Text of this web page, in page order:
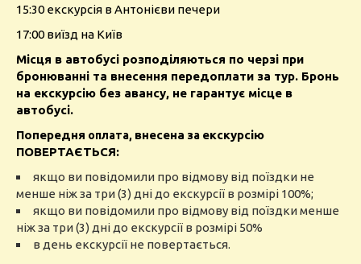
15:30 екскурсія в Антонієви печери
17:00 виїзд на Київ
Місця в автобусі розподіляються по черзі при
бронюванні та внесення передоплати за тур. Бронь
на екскурсію без авансу, не гарантує місце в
автобусі.
Попередня оплата, внесена за екскурсію
ПОВЕРТАЄТЬСЯ:
якщо ви повідомили про відмову від поїздки не
менше ніжза три (3) дні до екскурсії в розмірі 100%;
якщо ви повідомили про відмову від поїздкименше
ніж за три (3) дні до екскурсії в розмірі 50%
в день екскурсії не повертається.